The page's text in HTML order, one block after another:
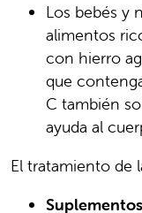
Los bebés y
alimentos
con hierro
que
C también
ayuda al
El tratamiento de